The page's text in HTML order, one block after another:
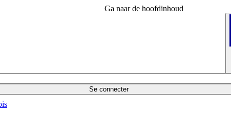
Ga naar de hoofdinhoud
Se connecter